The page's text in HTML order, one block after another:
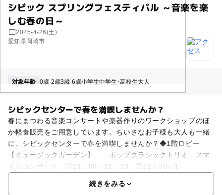
シビック スプリングフェスティバル ～音楽を楽
しむ春の日～
2025-4-26(土)
愛知県岡崎市
対象年齢 0歳-2歳3歳-6歳小学生中学生･高校生大人
シビックセンターで春を満喫しませんか？
春にまつわる音楽コンサートや楽器作りのワークショップのほ
か軽食販売をご用意しています。ちいさなお子様も大人も一緒
に、シビックセンターで春を満喫しませんか？◆1階ロビー
【ミュージックガーデン】 ポップクラシックトリオ スマ
イルコンサート ①11：00～11：20 ②12：30～1
続きをみる